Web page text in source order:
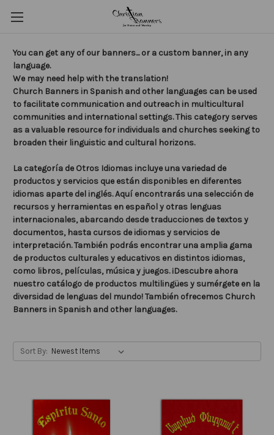
You can get any of our banners... or a custom banner, in any
language.
We may need help with the translation!
Church Banners in Spanish and other languages can be used
to facilitate communication and outreach in multicultural
communities and international settings. This category serves
as a valuable resource for individuals and churches seeking to
broaden their linguistic and cultural horizons.
La categoría de Otros Idiomas incluye una variedad de
productos y servicios que están disponibles en diferentes
idiomas aparte del inglés. Aquí encontrarás una selección de
recursos y herramientas en español y otras lenguas
internacionales, abarcando desde traducciones de textos y
documentos, hasta cursos de idiomas y servicios de
interpretación. También podrás encontrar una amplia gama
de productos culturales y educativos en distintos idiomas,
como libros, películas, música y juegos. ¡Descubre ahora
nuestro catálogo de productos multilingües y sumérgete en la
diversidad de lenguas del mundo! También ofrecemos Church
Banners in Spanish and other languages.
Sort By: